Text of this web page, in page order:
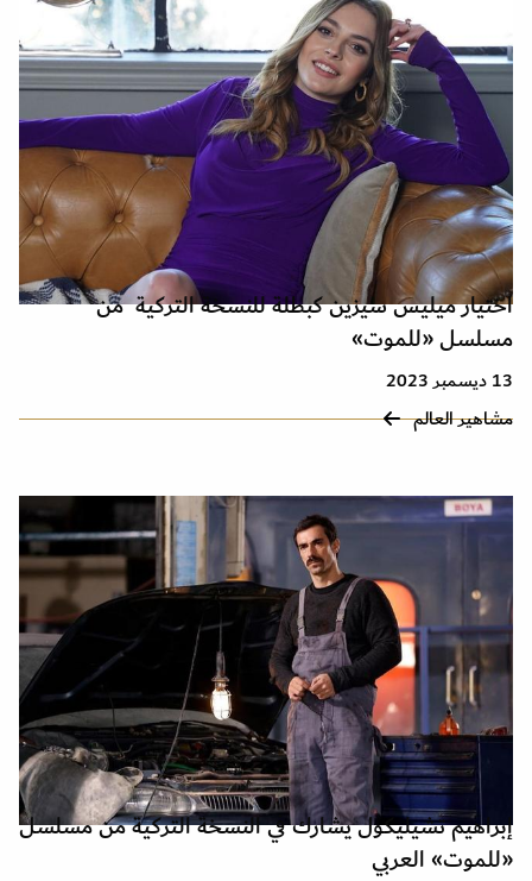
اختيار ميليس سيزين كبطلة للنسخة التركية من
مسلسل «للموت»
13 ديسمبر 2023
مشاهير العالم
إبراهيم تشيليكول يشارك في النسخة التركية من مسلسل
«للموت» العربي